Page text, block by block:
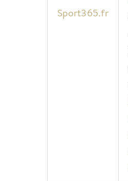
Sport365.fr